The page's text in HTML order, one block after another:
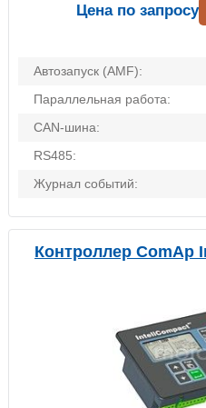
Автозапуск (AMF):
Параллельная работа:
CAN-шина:
RS485:
Журнал событий:
Цена по запросу
Контроллер ComAp